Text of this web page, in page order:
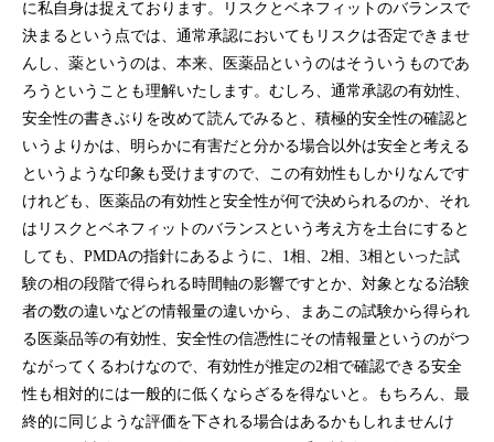
に私自身は捉えております。リスクとベネフィットのバランスで
決まるという点では、通常承認においてもリスクは否定できませ
んし、薬というのは、本来、医薬品というのはそういうものであ
ろうということも理解いたします。むしろ、通常承認の有効性、
安全性の書きぶりを改めて読んでみると、積極的安全性の確認と
いうよりかは、明らかに有害だと分かる場合以外は安全と考える
というような印象も受けますので、この有効性もしかりなんです
けれども、医薬品の有効性と安全性が何で決められるのか、それ
はリスクとベネフィットのバランスという考え方を土台にすると
しても、PMDAの指針にあるように、1相、2相、3相といった試
験の相の段階で得られる時間軸の影響ですとか、対象となる治験
者の数の違いなどの情報量の違いから、まあこの試験から得られ
る医薬品等の有効性、安全性の信憑性にその情報量というのがつ
ながってくるわけなので、有効性が推定の2相で確認できる安全
性も相対的には一般的に低くならざるを得ないと。もちろん、最
終的に同じような評価を下される場合はあるかもしれませんけ